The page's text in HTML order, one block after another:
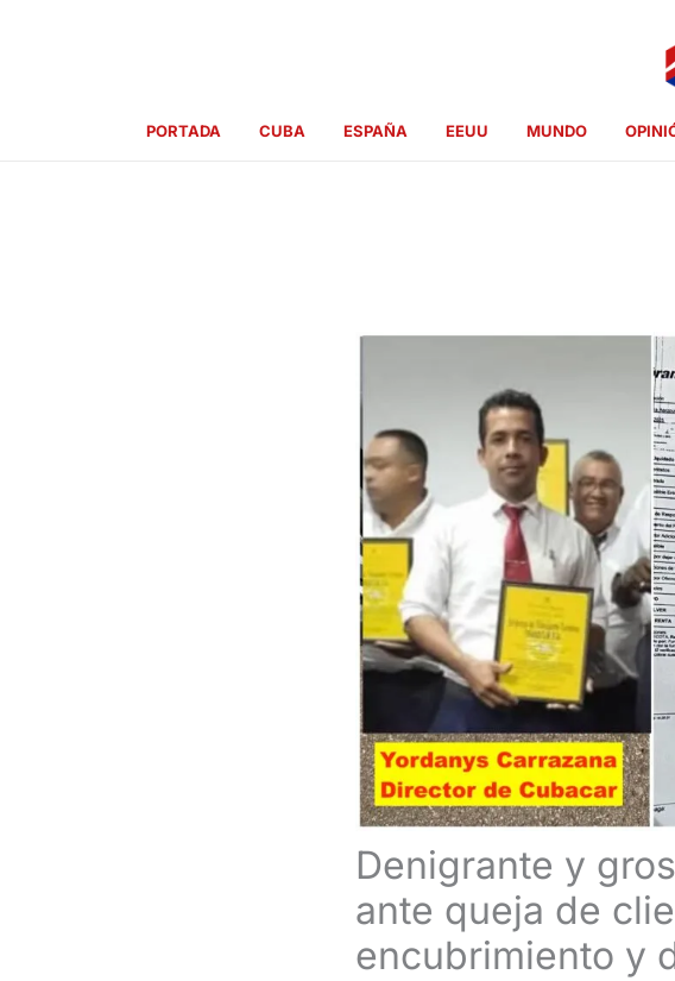
PORTADA CUBA ESPAÑA EEUU MUNDO
Denigrante y
ante queja de
encubrimiento y